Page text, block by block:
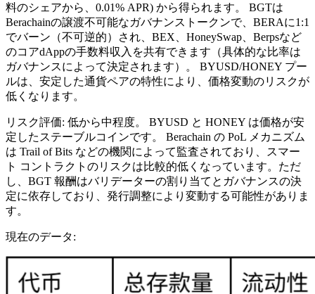
料のシェアから、0.01% APR) から得られます。 BGTは
Berachainの譲渡不可能なガバナンストークンで、BERAに1:1
でバーン（不可逆的）され、BEX、HoneySwap、Berpsなど
のコアdAppの手数料収入を共有できます（具体的な比率は
ガバナンスによって決定されます）。 BYUSD/HONEY プー
ルは、安定した通貨ペアの特性により、価格変動のリスクが
低くなります。
リスク評価: 低から中程度。 BYUSD と HONEY は価格が安
定したステーブルコインです。 Berachain の PoL メカニズム
は Trail of Bits などの機関によって監査されており、スマー
ト コントラクトのリスクは比較的低くなっています。ただ
し、BGT 報酬はバリデーターの割り当てとガバナンスの決
定に依存しており、発行調整により変動する可能性がありま
す。
現在のデータ: